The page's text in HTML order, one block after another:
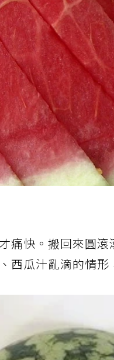
痛快。搬回來圓
西瓜汁亂滴的情形